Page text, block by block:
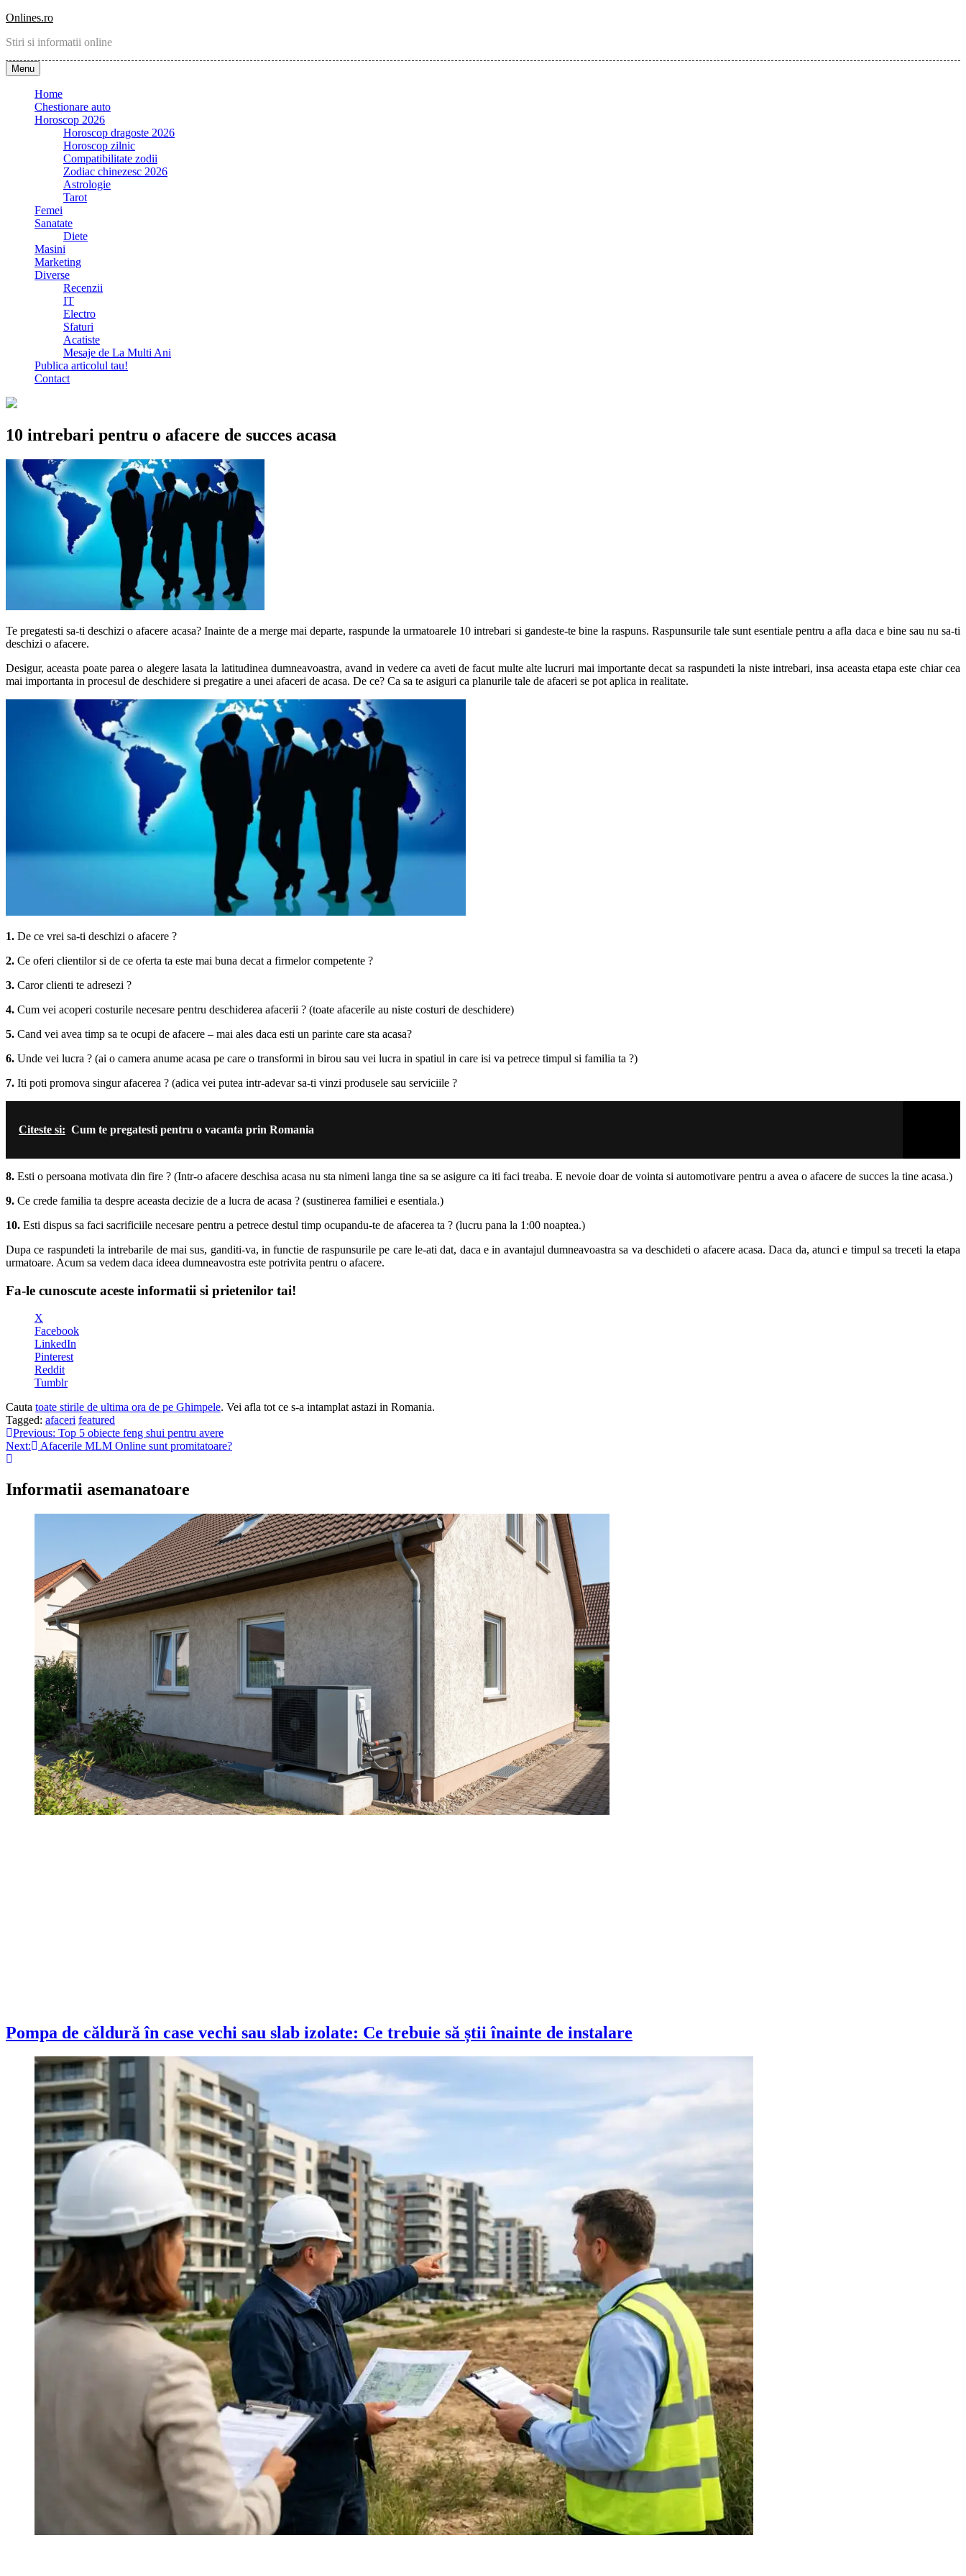
Skip
content
Onlines.ro
Stiri si informatii online
Menu
Home
Chestionare auto
Horoscop 2026
Horoscop dragoste 2026
Horoscop zilnic
Compatibilitate zodii
Zodiac chinezesc 2026
Astrologie
Tarot
Femei
Sanatate
Diete
Masini
Marketing
Diverse
Recenzii
IT
Electro
Sfaturi
Acatiste
Mesaje de La Multi Ani
Publica articolul tau!
Contact
10 intrebari pentru o afacere de succes acasa
Te pregatesti sa-ti deschizi o afacere acasa? Inainte de a merge mai departe, raspunde la urmatoarele 10 intrebari si gandeste-te bine la raspuns. Raspunsurile tale sunt esentiale pentru a afla daca e bine sau nu sa-ti
deschizi o afacere.
Desigur, aceasta poate parea o alegere lasata la latitudinea dumneavoastra, avand in vedere ca aveti de facut multe alte lucruri mai importante decat sa raspundeti la niste intrebari, insa aceasta etapa este chiar cea
mai importanta in procesul de deschidere si pregatire a unei afaceri de acasa. De ce? Ca sa te asiguri ca planurile tale de afaceri se pot aplica in realitate.
1. De ce vrei sa-ti deschizi o afacere ?
2. Ce oferi clientilor si de ce oferta ta este mai buna decat a firmelor competente ?
3. Caror clienti te adresezi ?
4. Cum vei acoperi costurile necesare pentru deschiderea afacerii ? (toate afacerile au niste costuri de deschidere)
5. Cand vei avea timp sa te ocupi de afacere – mai ales daca esti un parinte care sta acasa?
6. Unde vei lucra ? (ai o camera anume acasa pe care o transformi in birou sau vei lucra in spatiul in care isi va petrece timpul si familia ta ?)
7. Iti poti promova singur afacerea ? (adica vei putea intr-adevar sa-ti vinzi produsele sau serviciile ?
Citeste si: Cum te pregatesti pentru o vacanta prin Romania
8. Esti o persoana motivata din fire ? (Intr-o afacere deschisa acasa nu sta nimeni langa tine sa se asigure ca iti faci treaba. E nevoie doar de vointa si automotivare pentru a avea o afacere de succes la tine acasa.)
9. Ce crede familia ta despre aceasta decizie de a lucra de acasa ? (sustinerea familiei e esentiala.)
10. Esti dispus sa faci sacrificiile necesare pentru a petrece destul timp ocupandu-te de afacerea ta ? (lucru pana la 1:00 noaptea.)
Dupa ce raspundeti la intrebarile de mai sus, ganditi-va, in functie de raspunsurile pe care le-ati dat, daca e in avantajul dumneavoastra sa va deschideti o afacere acasa. Daca da, atunci e timpul sa treceti la etapa
urmatoare. Acum sa vedem daca ideea dumneavostra este potrivita pentru o afacere.
Fa-le cunoscute aceste informatii si prietenilor tai!
X
Facebook
LinkedIn
Pinterest
Reddit
Tumblr
Cauta toate stirile de ultima ora de pe Ghimpele. Vei afla tot ce s-a intamplat astazi in Romania.
Tagged: afaceri featured
Navigare
în
Previous: Top 5 obiecte feng shui pentru avere
Next:
Afacerile MLM Online sunt promitatoare?
Informatii asemanatoare
Pompa de căldură în case vechi sau slab izolate: Ce trebuie să știi înainte de instalare